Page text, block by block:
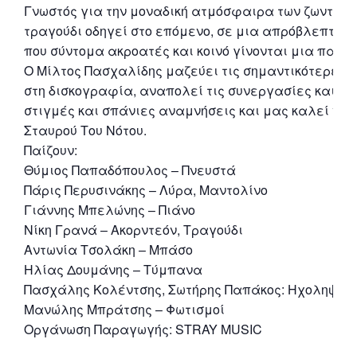
Γνωστός για την μοναδική ατμόσφαιρα των
τραγούδι οδηγεί στο επόμενο, σε μια απρόβλεπτη
που σύντομα ακροατές και κοινό γίνονται μια
Ο Μίλτος Πασχαλίδης μαζεύει τις σημαντικότερες
στη δισκογραφία, αναπολεί τις συνεργασίες και
στιγμές και σπάνιες αναμνήσεις και μας καλεί να
Σταυρού Του Νότου.
Παίζουν:
Θύμιος Παπαδόπουλος – Πνευστά
Πάρις Περυσινάκης – Λύρα, Μαντολίνο
Γιάννης Μπελώνης – Πιάνο
Νίκη Γρανά – Ακορντεόν, Τραγούδι
Αντωνία Τσολάκη – Μπάσο
Ηλίας Δουμάνης – Τύμπανα
Πασχάλης Κολέντσης, Σωτήρης Παπάκος: Ηχοληψία
Μανώλης Μπράτσης – Φωτισμοί
Οργάνωση Παραγωγής: STRAY MUSIC